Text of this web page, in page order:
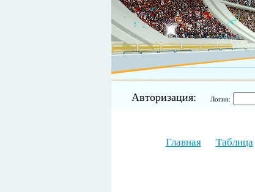
Авторизация: Логин:
Главная Таблица